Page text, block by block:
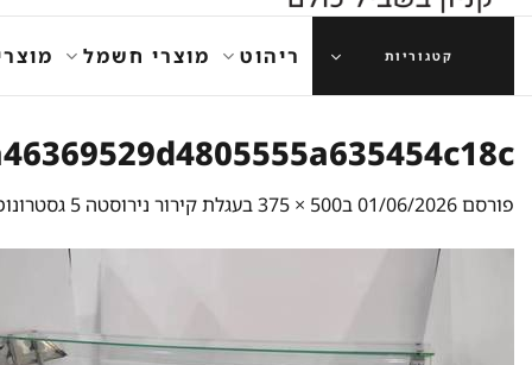
קטגוריות ריהוט מוצרי חשמל
פורסם01/06/2026ב500 × 375 בעגלת קירור נירוסטה 5 גסטרונומים 1/1 + מקרר דלפק